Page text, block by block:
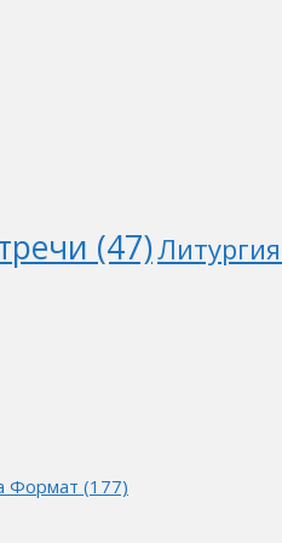
(47)Литургия
Формат (177)